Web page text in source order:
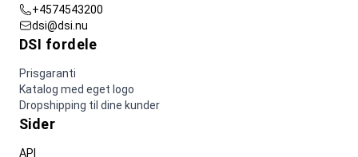
+4574543200
dsi@dsi.nu
DSI fordele
Prisgaranti
Katalog med eget logo
Dropshipping til dine kunder
Sider
API